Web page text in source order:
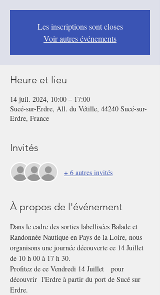
Les inscriptions sont closes
Voir autres événements
Heure et lieu
14 juil. 2024, 10:00 – 17:00
Sucé-sur-Erdre, All. du Vétille, 44240 Sucé-sur-
Erdre, France
Invités
+ 6 autres invités
À propos de l'événement
Dans le cadre des sorties labellisées Balade et
Randonnée Nautique en Pays de la Loire, nous
organisons une journée découverte ce 14 Juillet
de 10 h 00 à 17 h 30.
Profitez de ce Vendredi 14 Juillet   pour
découvrir  l'Erdre à partir du port de Sucé sur
Erdre.